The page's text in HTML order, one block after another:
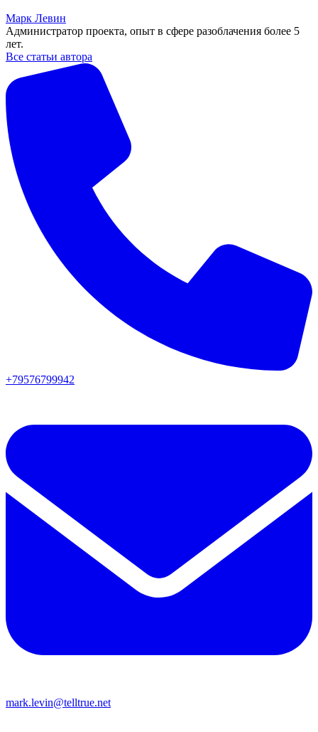
Марк Левин
Администратор проекта, опыт в сфере разоблачения более 5
лет.
Все статьи автора
+79576799942
mark.levin@telltrue.net